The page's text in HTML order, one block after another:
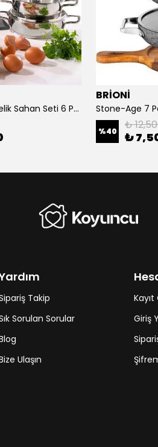
Schafer Cookhaus Çelik Sahan Seti 6 Parça
BRİONİ
%40 ₺
₺
Takip
Sorulan Sorular
Ulaşın
Kayıt
Giriş